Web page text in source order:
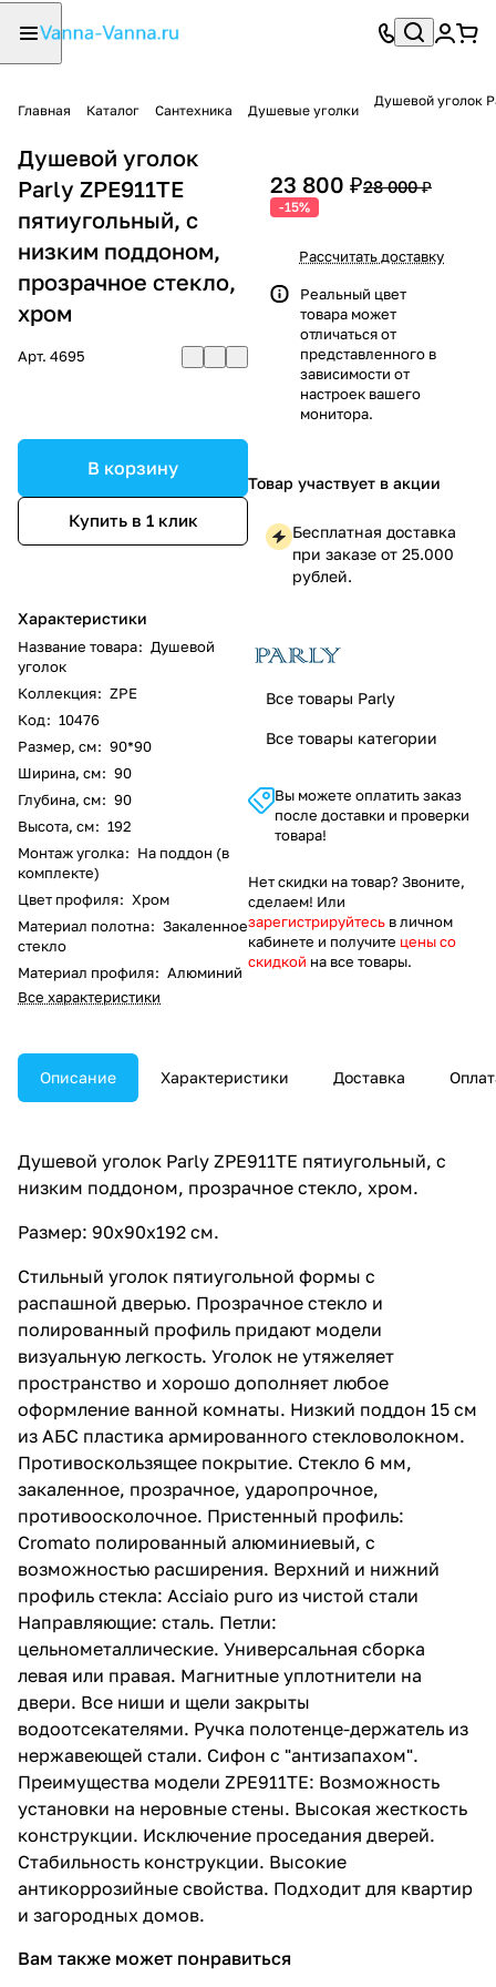
Главная Каталог Сантехника Душевые уголки
Душевой уголок
Душевой уголок
Parly ZPE911TE
пятиугольный, с
низким поддоном,
прозрачное стекло,
хром
Арт. 4695
В корзину
Купить в 1 клик
Характеристики
Название товара: Душевой
уголок
Коллекция: ZPE
Код: 10476
Размер, см: 90*90
Ширина, см: 90
Глубина, см: 90
Высота, см: 192
Монтаж уголка: На поддон (в
комплекте)
Цвет профиля: Хром
Материал полотна: Закаленное
стекло
Материал профиля: Алюминий
Все характеристики
23 800 ₽28 000 ₽
-15%
Рассчитать доставку
Реальный цвет
товара может
отличаться от
представленного в
зависимости от
настроек вашего
монитора.
Товар участвует в акции
Бесплатная доставка
при заказе от 25.000
рублей.
Все товары Parly
Все товары категории
Вы можете оплатить заказ
после доставки и проверки
товара!
Нет скидки на товар? Звоните,
сделаем! Или
зарегистрируйтесь в личном
кабинете и получите цены со
скидкой на все товары.
Описание Характеристики Доставка
Душевой уголок Parly ZPE911TE пятиугольный, с
низким поддоном, прозрачное стекло, хром.
Размер: 90х90х192 см.
Стильный уголок пятиугольной формы с
распашной дверью. Прозрачное стекло и
полированный профиль придают модели
визуальную легкость. Уголок не утяжеляет
пространство и хорошо дополняет любое
оформление ванной комнаты. Низкий поддон 15 см
из АБС пластика армированного стекловолокном.
Противоскользящее покрытие. Стекло 6 мм,
закаленное, прозрачное, ударопрочное,
противоосколочное. Пристенный профиль:
Cromato полированный алюминиевый, с
возможностью расширения. Верхний и нижний
профиль стекла: Acciaio puro из чистой стали
Направляющие: сталь. Петли:
цельнометаллические. Универсальная сборка
левая или правая. Магнитные уплотнители на
двери. Все ниши и щели закрыты
водоотсекателями. Ручка полотенце-держатель из
нержавеющей стали. Сифон с "антизапахом".
Преимущества модели ZPE911TE: Возможность
установки на неровные стены. Высокая жесткость
конструкции. Исключение проседания дверей.
Стабильность конструкции. Высокие
антикоррозийные свойства. Подходит для квартир
и загородных домов.
Вам также может понравиться